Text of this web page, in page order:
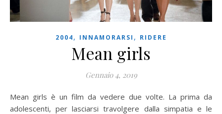
2004, INNAMORARSI , RIDERE
Mean girls
Gennaio 4, 2019
Mean girls è un film da vedere due volte. La prima da
adolescenti, per lasciarsi travolgere dalla simpatia e le